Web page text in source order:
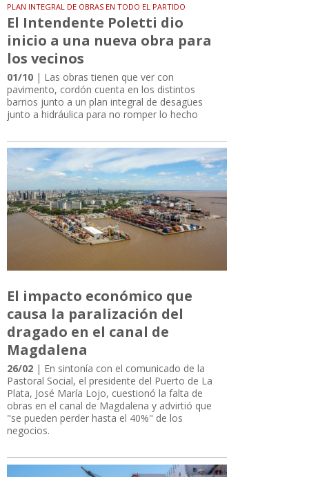
PLAN INTEGRAL DE OBRAS EN TODO EL PARTIDO
El Intendente Poletti dio
inicio a una nueva obra para
los vecinos
01/10 | Las obras tienen que ver con
pavimento, cordón cuenta en los distintos
barrios junto a un plan integral de desagües
junto a hidráulica para no romper lo hecho
El impacto económico que
causa la paralización del
dragado en el canal de
Magdalena
26/02 | En sintonía con el comunicado de la
Pastoral Social, el presidente del Puerto de La
Plata, José María Lojo, cuestionó la falta de
obras en el canal de Magdalena y advirtió que
"se pueden perder hasta el 40%" de los
negocios.